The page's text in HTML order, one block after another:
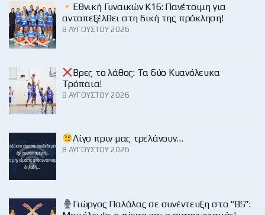
Εθνική Γυναικών Κ16: Πανέτοιμη για
ανταπεξέλθει στη δική της πρόκληση!
8 ΑΥΓΟΎΣΤΟΥ 2026
Βρες το λάθος: Τα δύο Κυανόλευκα
Τρόπαια!
8 ΑΥΓΟΎΣΤΟΥ 2026
Λίγο πριν μας τρελάνουν…
8 ΑΥΓΟΎΣΤΟΥ 2026
Γιώργος Παλάλας σε συνέντευξη στο “BS”: